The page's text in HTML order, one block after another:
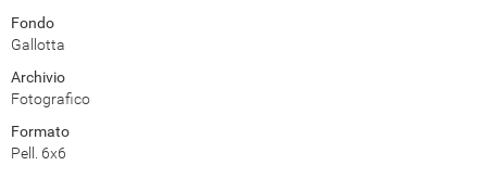
Fondo
Gallotta
Archivio
Fotografico
Formato
Pell. 6x6